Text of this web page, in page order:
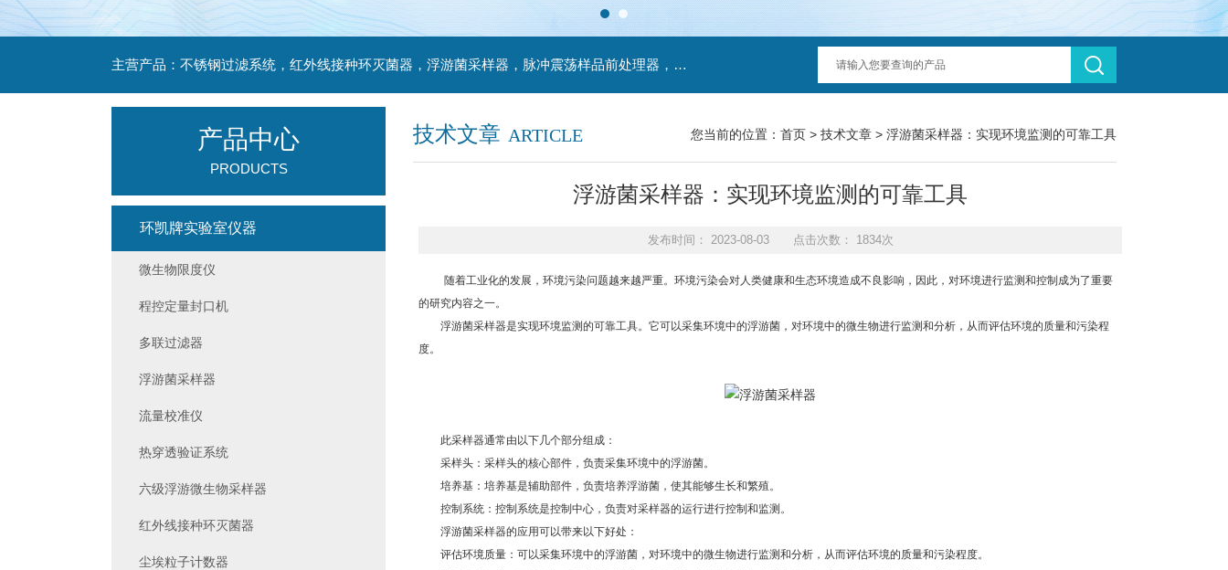
主营产品：不锈钢过滤系统，红外线接种环灭菌器，浮游菌采样器，脉冲震荡样品前处理器，数字化智能电热鼓风干燥箱，数字化智能电热恒温培养箱，实验室设备及环境温湿度监测系统，洁净工作台等实验设仪器设备。
技术文章 ARTICLE 您当前的位置： 首页 > 技术文章 > 浮游菌采样器：实现环境监测的可靠工具
浮游菌采样器：实现环境监测的可靠工具
发布时间： 2023-08-03 点击次数： 1834次
随着工业化的发展，环境污染问题越来越严重。环境污染会对人类健康和生态环境造成不良影响，因此，对环境进行监测和控制成为了重要
的研究内容之一。
浮游菌采样器是实现环境监测的可靠工具。它可以采集环境中的浮游菌，对环境中的微生物进行监测和分析，从而评估环境的质量和污染程
度。
此采样器通常由以下几个部分组成：
采样头：采样头的核心部件，负责采集环境中的浮游菌。
培养基：培养基是辅助部件，负责培养浮游菌，使其能够生长和繁殖。
控制系统：控制系统是控制中心，负责对采样器的运行进行控制和监测。
浮游菌采样器的应用可以带来以下好处：
评估环境质量：可以采集环境中的浮游菌，对环境中的微生物进行监测和分析，从而评估环境的质量和污染程度。
产品中心
PRODUCTS
环凯牌实验室仪器
微生物限度仪
程控定量封口机
多联过滤器
浮游菌采样器
流量校准仪
热穿透验证系统
六级浮游微生物采样器
红外线接种环灭菌器
尘埃粒子计数器